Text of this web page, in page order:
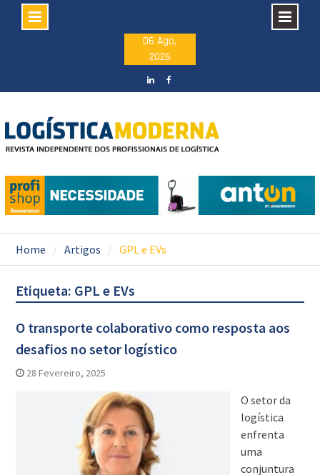
06 Ago,
2026
Home Artigos GPL e EVs
Etiqueta: GPL e EVs
O transporte colaborativo como resposta aos
desafios no setor logístico
28 Fevereiro, 2025
O setor da
logística
enfrenta
uma
conjuntura